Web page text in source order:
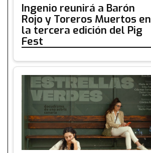
Ingenio reunirá a Barón
Rojo y Toreros Muertos en
la tercera edición del Pig
Fest